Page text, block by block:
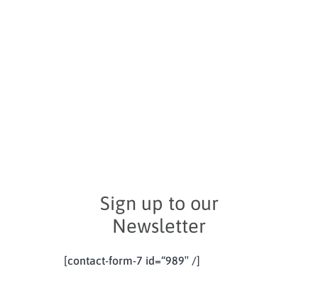
Sign up to our
Newsletter
[contact-form-7 id=“989″ /]